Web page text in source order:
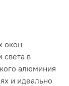
окон
света в
алюминия
и идеально